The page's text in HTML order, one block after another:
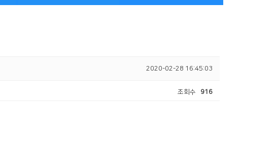
2020-02-28 16:45:03
조회수 916